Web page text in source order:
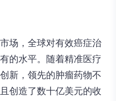
场，全球对有效癌症治
的水平。随着精准医疗
新，领先的肿瘤药物不
创造了数十亿美元的收